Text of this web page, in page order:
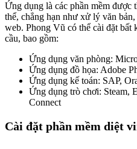
Ứng dụng là các phần mềm được
thể, chẳng hạn như xử lý văn
web. Phong Vũ có thể cài đặt bất
cầu, bao gồm:
Ứng dụng văn phòng:
Ứng dụng đồ họa: Adobe
Ứng dụng kế toán: SAP,
Ứng dụng trò chơi: Steam,
Connect
Cài đặt phần mềm diệt